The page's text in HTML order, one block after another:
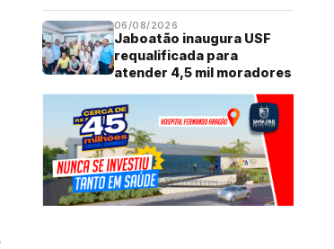
06/08/2026
Jaboatão inaugura USF
requalificada para
atender 4,5 mil moradores